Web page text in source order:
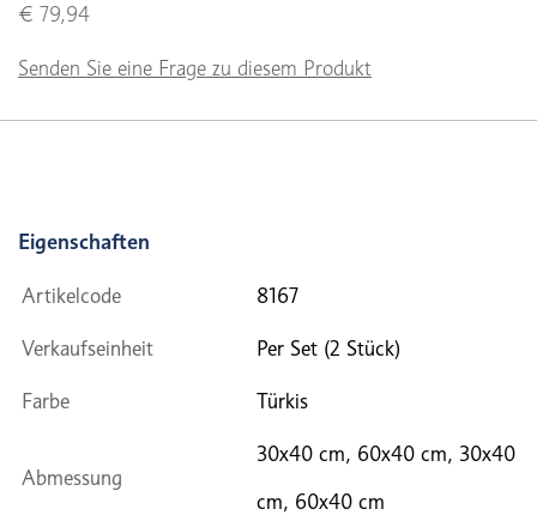
€ 79,94
Senden Sie eine Frage zu diesem Produkt
Eigenschaften
Artikelcode 8167
Verkaufseinheit Per Set (2 Stück)
Farbe Türkis
Abmessung
30x40 cm, 60x40 cm, 30x40
cm, 60x40 cm